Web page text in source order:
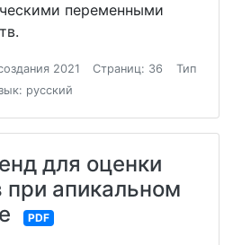
переменными
2021 Страниц: 36
Тип
русский
для оценки
при апикальном
PDF